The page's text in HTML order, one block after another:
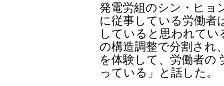
発電労組のシン・ヒョ
に従事している労働者
していると思われて
の構造調整で分割され
を体験して、労働者の
っている」と話した。